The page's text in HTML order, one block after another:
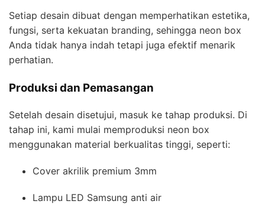
Setiap desain dibuat dengan memperhatikan estetika,
fungsi, serta kekuatan branding, sehingga neon box
Anda tidak hanya indah tetapi juga efektif menarik
perhatian.
Produksi dan Pemasangan
Setelah desain disetujui, masuk ke tahap produksi. Di
tahap ini, kami mulai memproduksi neon box
menggunakan material berkualitas tinggi, seperti:
Cover akrilik premium 3mm
Lampu LED Samsung anti air